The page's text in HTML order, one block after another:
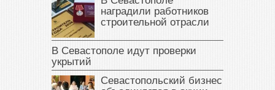
наградили работников
строительной отрасли
В Севастополе идут проверки
укрытий
Севастопольский бизнес